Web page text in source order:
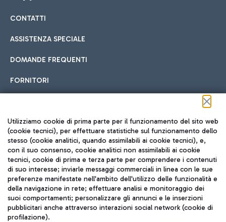
Cucina Internazionale
Fast Food
Hotel in aeroporto
Scegli l'alloggio più adatto e approfitta della vicinanza
all'aeroporto.
Car sharing
Con il Car Sharing è ancora più facile spostarsi
Treno
Raggiungi velocemente l'aeroporto di Fiumicino da Roma
tramite i servizi ferroviari Trenitalia.
CONTATTI
ASSISTENZA SPECIALE
DOMANDE FREQUENTI
FORNITORI
Seguici sui social
TRAVEL JOURNAL
ITA
Utilizziamo cookie di prima parte per il funzionamento del sito web
(cookie tecnici), per effettuare statistiche sul funzionamento dello
stesso (cookie analitici, quando assimilabili ai cookie tecnici), e,
con il suo consenso, cookie analitici non assimilabili ai cookie
tecnici, cookie di prima e terza parte per comprendere i contenuti
di suo interesse; inviarle messaggi commerciali in linea con le sue
preferenze manifestate nell'ambito dell'utilizzo delle funzionalità e
della navigazione in rete; effettuare analisi e monitoraggio dei
suoi comportamenti; personalizzare gli annunci e le inserzioni
pubblicitari anche attraverso interazioni social network (cookie di
profilazione).